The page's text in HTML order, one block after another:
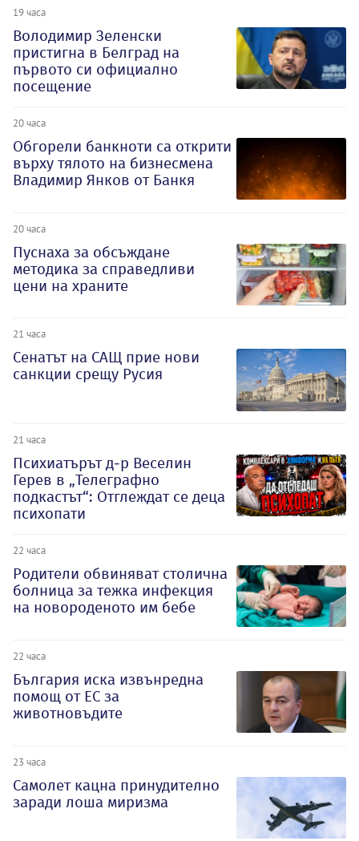
19 часа
Володимир Зеленски
пристигна в Белград на
първото си официално
посещение
20 часа
Обгорели банкноти са открити
върху тялото на бизнесмена
Владимир Янков от Банкя
20 часа
Пуснаха за обсъждане
методика за справедливи
цени на храните
21 часа
Сенатът на САЩ прие нови
санкции срещу Русия
21 часа
Психиатърът д-р Веселин
Герев в „Телеграфно
подкастът“: Отглеждат се деца
психопати
22 часа
Родители обвиняват столична
болница за тежка инфекция
на новороденото им бебе
22 часа
България иска извънредна
помощ от ЕС за
животновъдите
23 часа
Самолет кацна принудително
заради лоша миризма